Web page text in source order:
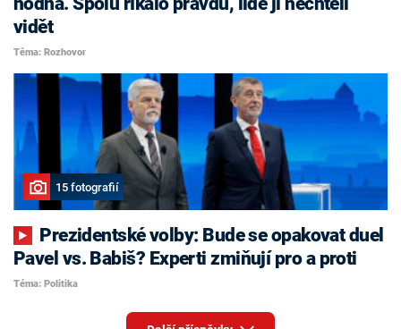
vidět
Téma: Rozhovor
15 fotografií
Pavel vs. Babiš? Experti zmiňují pro a proti
Téma: Politika